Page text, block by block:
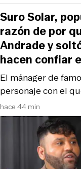
hace 44 min
El mánager de
personaje con el
Suro Solar,
razón de por
Andrade y
hacen confiar